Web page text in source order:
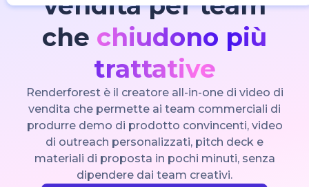
che chiudono più
trattative
Renderforest è il creatore all-in-one di video di
vendita che permette ai team commerciali di
produrre demo di prodotto convincenti, video
di outreach personalizzati, pitch deck e
materiali di proposta in pochi minuti, senza
dipendere dai team creativi.